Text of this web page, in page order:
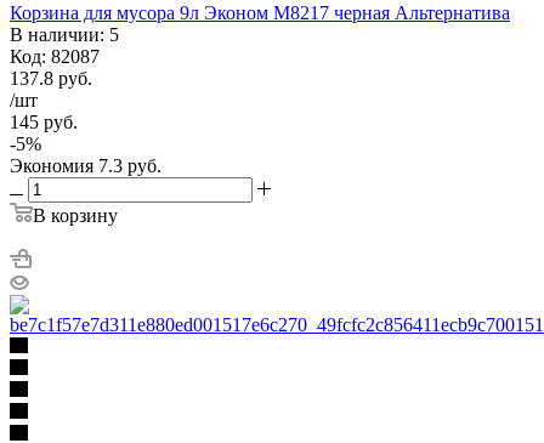
Корзина для мусора 9л Эконом М8217 черная Альтернатива
В наличии: 5
Код: 82087
137.8 руб.
/шт
145 руб.
-5%
Экономия 7.3 руб.
В корзину